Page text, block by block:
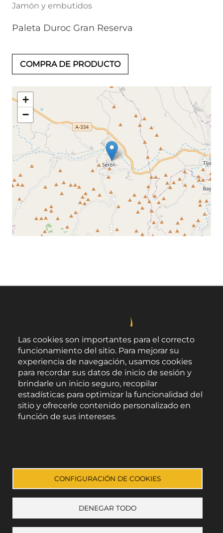
Jamón y embutidos
Paleta Duroc Gran Reserva
COMPRA DE PRODUCTO
+
−
Aviso legal-Política de privacidad-
Accesibilidad
Enlace a Facebook
Enlace a Instagram
Enlace a Youtube Channel
Enlace a X (Twitter)
Las cookies son importantes para el correcto
funcionamiento del sitio. Para mejorar su
experiencia de navegación, usamos cookies
para recordar sus datos de inicio de sesión y
brindarle un inicio seguro, recopilar
estadísticas para optimizar la funcionalidad del
sitio y ofrecerle contenido personalizado en
función de sus intereses.
CONFIGURACIÓN DE COOKIES
DENEGAR TODO